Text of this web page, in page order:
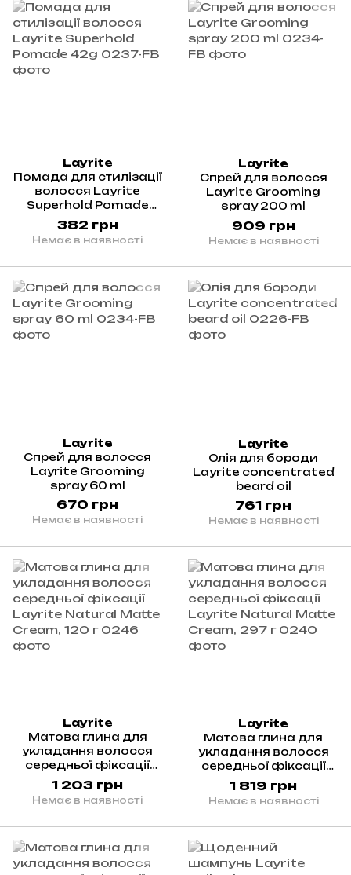
Layrite
Помада для стилізації
волосся Layrite
Superhold Pomade
42g
382 грн
Немає в наявності
Layrite
Спрей для волосся
Layrite Grooming
spray 200 ml
909 грн
Немає в наявності
Layrite
Спрей для волосся
Layrite Grooming
spray 60 ml
670 грн
Немає в наявності
Layrite
Олія для бороди
Layrite concentrated
beard oil
761 грн
Немає в наявності
Layrite
Матова глина для
укладання волосся
середньої фіксації
Layrite Natural Matte
Cream, 120 г
1 203 грн
Немає в наявності
Layrite
Матова глина для
укладання волосся
середньої фіксації
Layrite Natural Matte
Cream, 297 г
1 819 грн
Немає в наявності